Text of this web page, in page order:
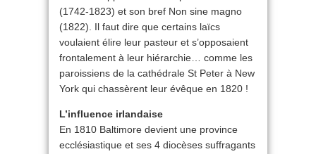
(1742-1823) et son bref Non sine magno
(1822). Il faut dire que certains laïcs
voulaient élire leur pasteur et s’opposaient
frontalement à leur hiérarchie… comme les
paroissiens de la cathédrale St Peter à New
York qui chassèrent leur évêque en 1820 !
L’influence irlandaise
En 1810 Baltimore devient une province
ecclésiastique et ses 4 diocèses suffragants